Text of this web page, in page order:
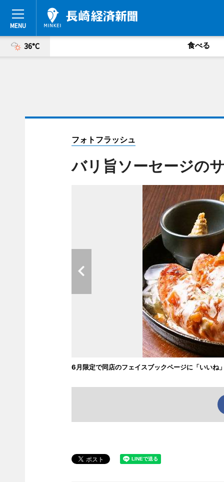
36°C 食べる
フォトフラッシュ
バリ旨ソーセージの
6月限定で同店のフェイスブックページに「いいね